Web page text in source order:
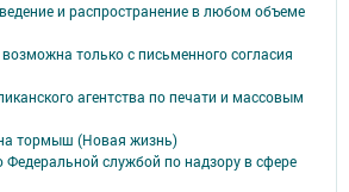
и распространение в любом объеме
только с письменного согласия
агентства по печати и массовым
тормыш (Новая жизнь)
службой по надзору в сфере